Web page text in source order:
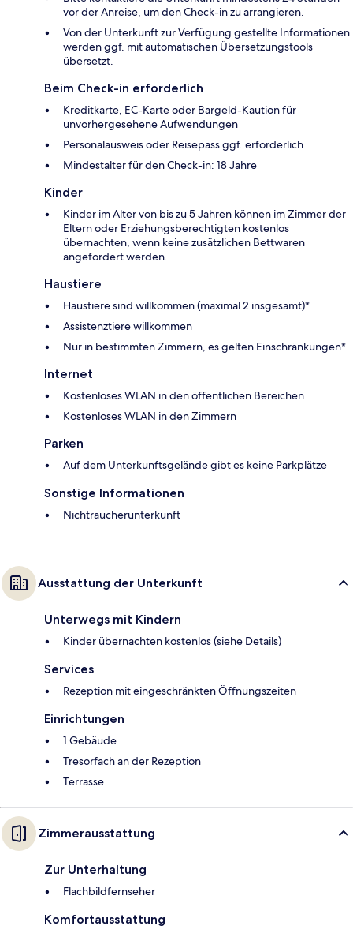
vor der Anreise, um den Check-in zu arrangieren.
Von der Unterkunft zur Verfügung gestellte Informationen
werden ggf. mit automatischen Übersetzungstools
übersetzt.
Beim Check-in erforderlich
Kreditkarte, EC-Karte oder Bargeld-Kaution für
unvorhergesehene Aufwendungen
Personalausweis oder Reisepass ggf. erforderlich
Mindestalter für den Check-in: 18 Jahre
Kinder
Kinder im Alter von bis zu 5 Jahren können im Zimmer der
Eltern oder Erziehungsberechtigten kostenlos
übernachten, wenn keine zusätzlichen Bettwaren
angefordert werden.
Haustiere
Haustiere sind willkommen (maximal 2 insgesamt)*
Assistenztiere willkommen
Nur in bestimmten Zimmern, es gelten Einschränkungen*
Internet
Kostenloses WLAN in den öffentlichen Bereichen
Kostenloses WLAN in den Zimmern
Parken
Auf dem Unterkunftsgelände gibt es keine Parkplätze
Sonstige Informationen
Nichtraucherunterkunft
Ausstattung der Unterkunft
Unterwegs mit Kindern
Kinder übernachten kostenlos (siehe Details)
Services
Rezeption mit eingeschränkten Öffnungszeiten
Einrichtungen
1 Gebäude
Tresorfach an der Rezeption
Terrasse
Zimmerausstattung
Zur Unterhaltung
Flachbildfernseher
Komfortausstattung